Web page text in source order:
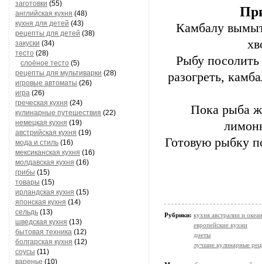
заготовки (55)
английская кухня (48)
кухня для детей (43)
рецепты для детей (38)
закуски (34)
тесто (28)
слоёное тесто (5)
рецепты для мультиварки (28)
игровые автоматы (26)
игра (26)
греческая кухня (24)
кулинарные путешествия (22)
немецкая кухня (19)
австрийская кухня (19)
мода и стиль (16)
мексиканская кухня (16)
молдавская кухня (16)
грибы (15)
товары (15)
ирландская кухня (15)
японская кухня (14)
сельдь (13)
шведская кухня (13)
бытовая техника (12)
болгарская кухня (12)
соусы (11)
варенье (10)
Камбалу
Рыбу
разогреть,
Пока рыба
Готовую рыбку
Рубрики: кухня австралии и
европейские кухни
диеты
лучшие кулинарные